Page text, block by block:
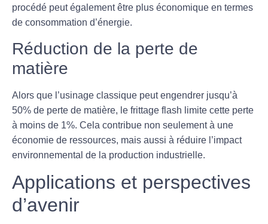
procédé peut également être plus économique en termes
de consommation d’énergie.
Réduction de la perte de
matière
Alors que l’usinage classique peut engendrer jusqu’à
50% de perte de matière, le frittage flash limite cette perte
à moins de 1%. Cela contribue non seulement à une
économie de ressources, mais aussi à réduire l’impact
environnemental de la production industrielle.
Applications et perspectives
d’avenir